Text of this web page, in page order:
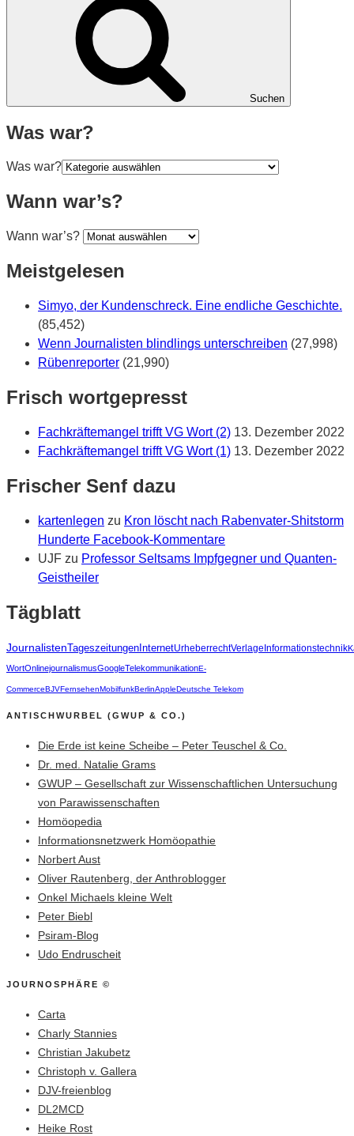
Suchen
Was war?
Was war?
Wann war’s?
Wann war’s?
Meistgelesen
Simyo, der Kundenschreck. Eine endliche Geschichte.
(85,452)
Wenn Journalisten blindlings unterschreiben (27,998)
Rübenreporter (21,990)
Frisch wortgepresst
Fachkräftemangel trifft VG Wort (2) 13. Dezember 2022
Fachkräftemangel trifft VG Wort (1) 13. Dezember 2022
Frischer Senf dazu
kartenlegen zu Kron löscht nach Rabenvater-Shitstorm
Hunderte Facebook-Kommentare
UJF zu Professor Seltsams Impfgegner und Quanten-
Geistheiler
Tägblatt
JournalistenTageszeitungen InternetUrheberrechtVerlageInformationstechnik
WortOnlinejournalismusGoogleTelekommunikationE-
CommerceBJVFernsehenMobilfunkBerlinAppleDeutsche Telekom
ANTISCHWURBEL (GWUP & CO.)
Die Erde ist keine Scheibe – Peter Teuschel & Co.
Dr. med. Natalie Grams
GWUP – Gesellschaft zur Wissenschaftlichen Untersuchung
von Parawissenschaften
Homöopedia
Informationsnetzwerk Homöopathie
Norbert Aust
Oliver Rautenberg, der Anthroblogger
Onkel Michaels kleine Welt
Peter Biebl
Psiram-Blog
Udo Endruscheit
JOURNOSPHÄRE ©
Carta
Charly Stannies
Christian Jakubetz
Christoph v. Gallera
DJV-freienblog
DL2MCD
Heike Rost